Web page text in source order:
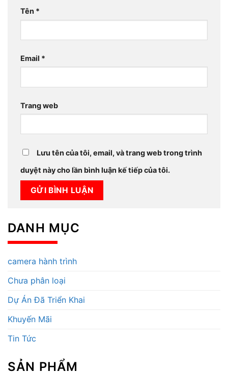
Tên *
Email *
Trang web
Lưu tên của tôi, email, và trang web trong trình
duyệt này cho lần bình luận kế tiếp của tôi.
DANH MỤC
camera hành trình
Chưa phân loại
Dự Án Đã Triển Khai
Khuyến Mãi
Tin Tức
SẢN PHẨM